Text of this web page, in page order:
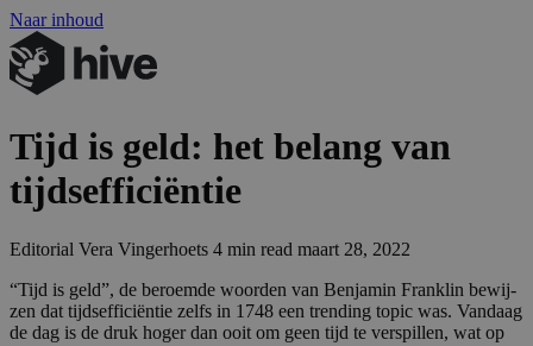
Naar inhoud
Tijd is geld: het belang van
tijdsefficiëntie
Editorial Vera Vingerhoets 4 min read maart 28, 2022
“Tijd is geld”, de beroem­de woor­den van Ben­ja­min Franklin bewij­
zen dat tijds­ef­fi­ci­ën­tie zelfs in 1748 een tren­ding topic was. Van­daag
de dag is de druk hoger dan ooit om geen tijd te ver­spil­len, wat op